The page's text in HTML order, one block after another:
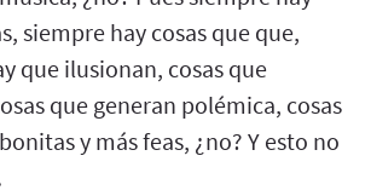
siempre hay cosas que que,
que ilusionan, cosas que
que generan polémica, cosas
y más feas, ¿no? Y esto no